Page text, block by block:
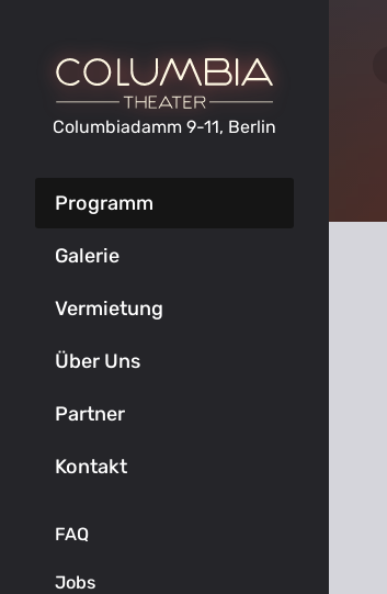
Columbiadamm 9-11, Berlin
Programm
Galerie
Vermietung
Über Uns
Partner
Kontakt
FAQ
Jobs